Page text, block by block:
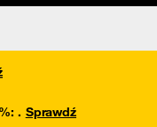
: . Sprawdź